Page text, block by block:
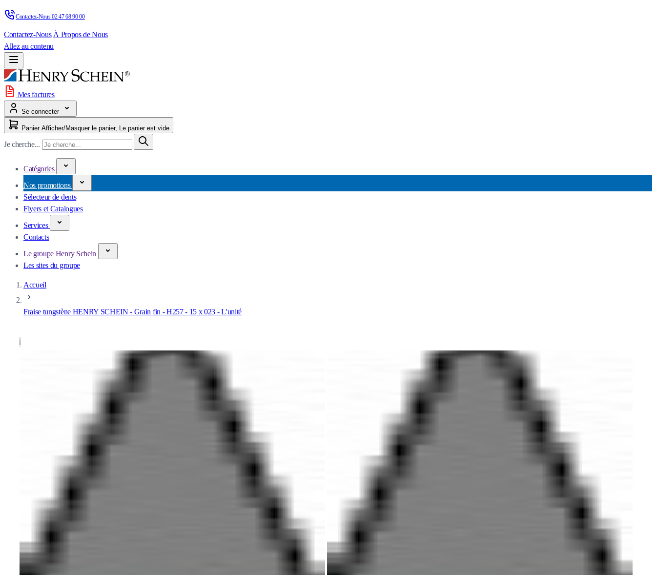
Contactez-Nous 02 47 68 90 00
Contactez-Nous À Propos de Nous
Allez au contenu
Mes factures
Se connecter
Panier Afficher/Masquer le panier, Le panier est vide
Je cherche...
Catégories
Nos promotions
Sélecteur de dents
Flyers et Catalogues
Services
Contacts
Le groupe Henry Schein
Les sites du groupe
Accueil
Fraise tungstène HENRY SCHEIN - Grain fin - H257 - 15 x 023 - L'unité